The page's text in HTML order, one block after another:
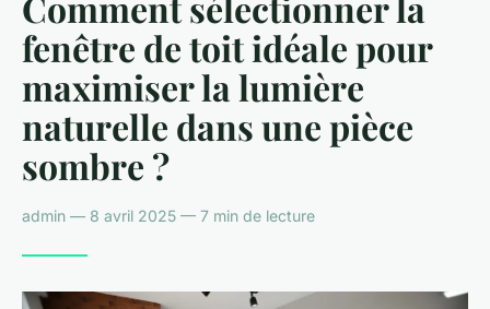
fenêtre de toit idéale pour
maximiser la lumière
naturelle dans une pièce
sombre ?
admin — 8 avril 2025 — 7 min de lecture